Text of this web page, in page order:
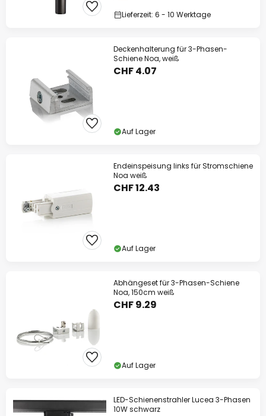
Lieferzeit: 6 - 10 Werktage
Deckenhalterung für 3-Phasen-
Schiene Noa, weiß
CHF 4.07
Auf Lager
Endeinspeisung links für Stromschiene
Noa weiß
CHF 12.43
Auf Lager
Abhängeset für 3-Phasen-Schiene
Noa, 150cm weiß
CHF 9.29
Auf Lager
LED-Schienenstrahler Lucea 3-Phasen
10W schwarz